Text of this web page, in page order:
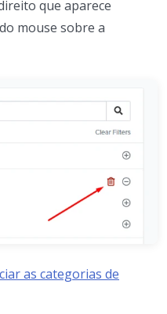
que aparece
mouse sobre a
as categorias de